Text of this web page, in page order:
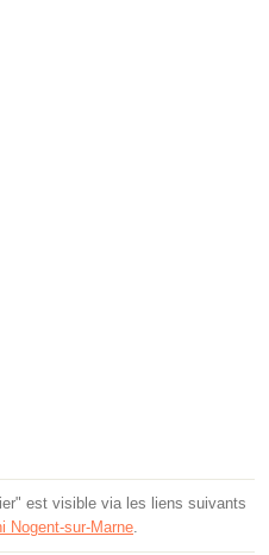
est visible via les liens suivants
Nogent-sur-Marne